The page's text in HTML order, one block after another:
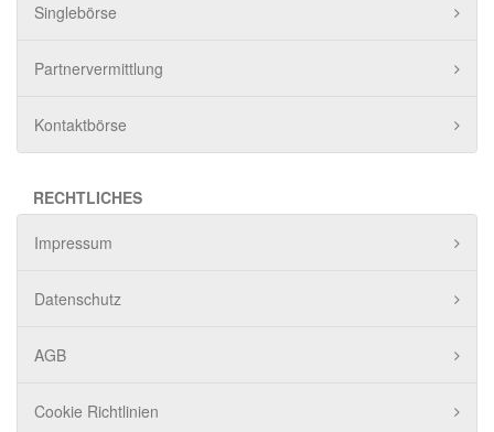
Singlebörse
Partnervermittlung
Kontaktbörse
RECHTLICHES
Impressum
Datenschutz
AGB
Cookie Richtlinien